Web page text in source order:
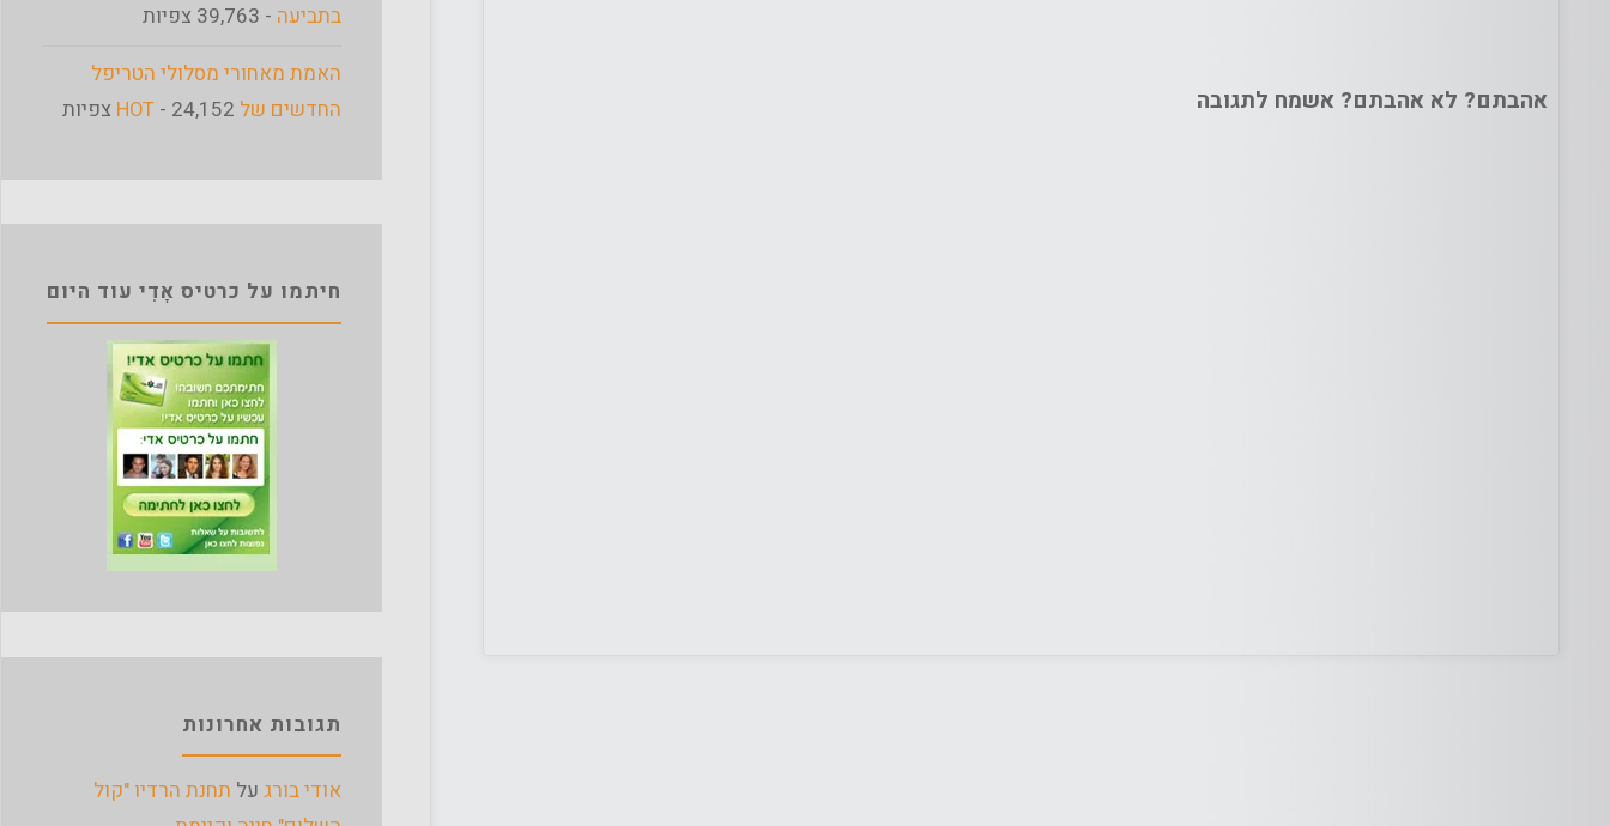
אהבתם? לא אהבתם? אשמח לתגובה
בתביעה - 39,763 צפיות
האמת מאחורי מסלולי הטריפל
החדשים של HOT - 24,152 צפיות
חיתמו על כרטיס אָדִי עוד היום
תגובות אחרונות
אודי בורג על תחנת הרדיו "קול